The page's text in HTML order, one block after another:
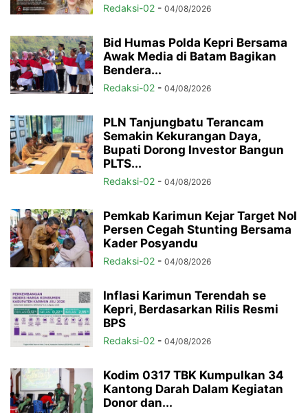
Redaksi-02 - 04/08/2026
Bid Humas Polda Kepri Bersama
Awak Media di Batam Bagikan
Bendera...
Redaksi-02 - 04/08/2026
PLN Tanjungbatu Terancam
Semakin Kekurangan Daya,
Bupati Dorong Investor Bangun
PLTS...
Redaksi-02 - 04/08/2026
Pemkab Karimun Kejar Target Nol
Persen Cegah Stunting Bersama
Kader Posyandu
Redaksi-02 - 04/08/2026
Inflasi Karimun Terendah se
Kepri, Berdasarkan Rilis Resmi
BPS
Redaksi-02 - 04/08/2026
Kodim 0317 TBK Kumpulkan 34
Kantong Darah Dalam Kegiatan
Donor dan...